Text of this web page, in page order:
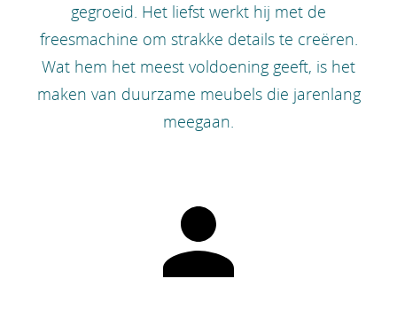
gegroeid. Het liefst werkt hij met de
freesmachine om strakke details te creëren.
Wat hem het meest voldoening geeft, is het
maken van duurzame meubels die jarenlang
meegaan.